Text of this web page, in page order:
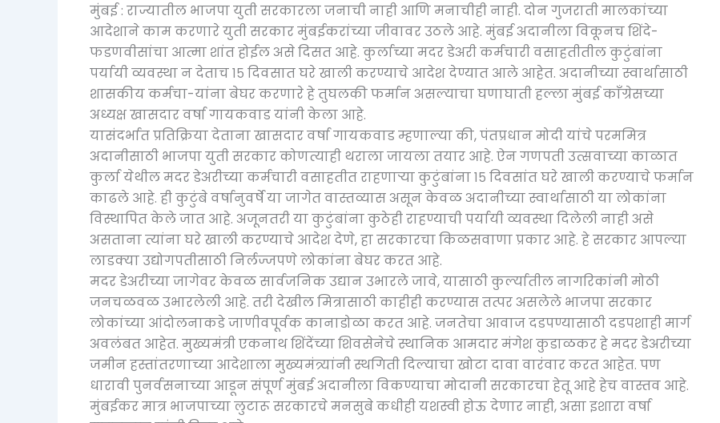
मुंबई : राज्यातील भाजपा युती सरकारला जनाची नाही आणि मनाचीही नाही. दोन गुजराती मालकांच्या
आदेशाने काम करणारे युती सरकार मुंबईकरांच्या जीवावर उठले आहे. मुंबई अदानीला विकूनच शिंदे-
फडणवीसांचा आत्मा शांत होईल असे दिसत आहे. कुर्लाच्या मदर डेअरी कर्मचारी वसाहतीतील कुटुंबांना
पर्यायी व्यवस्था न देताच १५ दिवसात घरे खाली करण्याचे आदेश देण्यात आले आहेत. अदानीच्या स्वार्थासाठी
शासकीय कर्मचा-यांना बेघर करणारे हे तुघलकी फर्मान असल्याचा घणाघाती हल्ला मुंबई काँग्रेसच्या
अध्यक्ष खासदार वर्षा गायकवाड यांनी केला आहे.
यासंदर्भात प्रतिक्रिया देताना खासदार वर्षा गायकवाड म्हणाल्या की, पंतप्रधान मोदी यांचे परममित्र
अदानीसाठी भाजपा युती सरकार कोणत्याही थराला जायला तयार आहे. ऐन गणपती उत्सवाच्या काळात
कुर्ला येथील मदर डेअरीच्या कर्मचारी वसाहतीत राहणाऱ्या कुटुंबांना १५ दिवसांत घरे खाली करण्याचे फर्मान
काढले आहे. ही कुटुंबे वर्षानुवर्षे या जागेत वास्तव्यास असून केवळ अदानीच्या स्वार्थासाठी या लोकांना
विस्थापित केले जात आहे. अजूनतरी या कुटुंबांना कुठेही राहण्याची पर्यायी व्यवस्था दिलेली नाही असे
असताना त्यांना घरे खाली करण्याचे आदेश देणे, हा सरकारचा किळसवाणा प्रकार आहे. हे सरकार आपल्या
लाडक्या उद्योगपतीसाठी निर्लज्जपणे लोकांना बेघर करत आहे.
मदर डेअरीच्या जागेवर केवळ सार्वजनिक उद्यान उभारले जावे, यासाठी कुर्ल्यातील नागरिकांनी मोठी
जनचळवळ उभारलेली आहे. तरी देखील मित्रासाठी काहीही करण्यास तत्पर असलेले भाजपा सरकार
लोकांच्या आंदोलनाकडे जाणीवपूर्वक कानाडोळा करत आहे. जनतेचा आवाज दडपण्यासाठी दडपशाही मार्ग
अवलंबत आहेत. मुख्यमंत्री एकनाथ शिंदेंच्या शिवसेनेचे स्थानिक आमदार मंगेश कुडाळकर हे मदर डेअरीच्या
जमीन हस्तांतरणाच्या आदेशाला मुख्यमंत्र्यांनी स्थगिती दिल्याचा खोटा दावा वारंवार करत आहेत. पण
धारावी पुनर्वसनाच्या आडून संपूर्ण मुंबई अदानीला विकण्याचा मोदानी सरकारचा हेतू आहे हेच वास्तव आहे.
मुंबईकर मात्र भाजपाच्या लुटारू सरकारचे मनसुबे कधीही यशस्वी होऊ देणार नाही, असा इशारा वर्षा